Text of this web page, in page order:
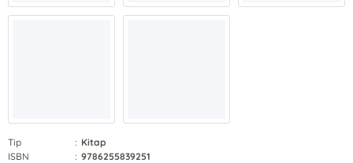
Tip : Kitap
ISBN
: 9786255839251